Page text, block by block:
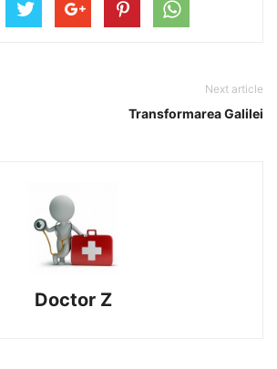
Next article
Transformarea Galilei
Doctor Z